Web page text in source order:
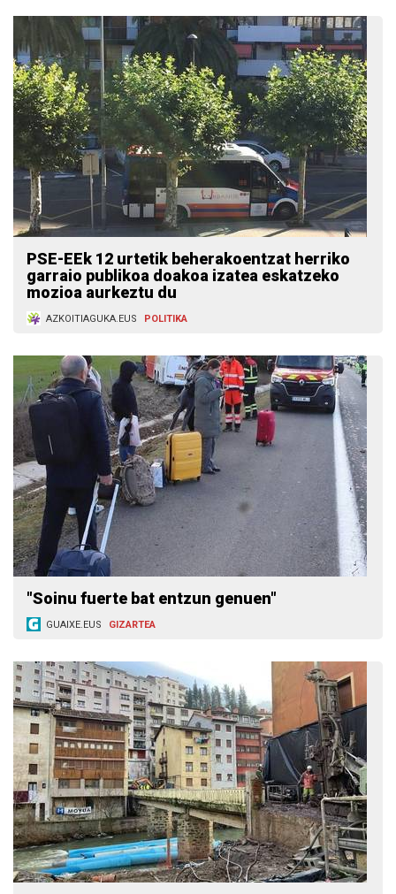
PSE-EEk 12 urtetik beherakoentzat herriko
garraio publikoa doakoa izatea eskatzeko
mozioa aurkeztu du
AZKOITIAGUKA.EUS POLITIKA
"Soinu fuerte bat entzun genuen"
GUAIXE.EUS GIZARTEA